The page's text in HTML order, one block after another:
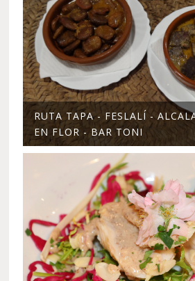
RUTA TAPA - FESLALÍ -
EN FLOR - BAR TONI